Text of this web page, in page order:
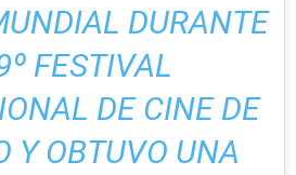
DURANTE
FESTIVAL
DE CINE DE
Y OBTUVO UNA